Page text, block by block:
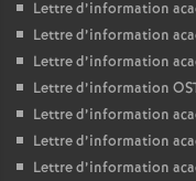
Lettre d’information
Lettre d’information
Lettre d’information
Lettre d’information
Lettre d’information
Lettre d’information
Lettre d’information